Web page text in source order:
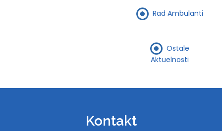
Rad Ambulanti
Ostale
Aktuelnosti
Kontakt